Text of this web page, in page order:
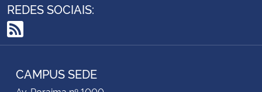
REDES SOCIAIS:
RSS
CAMPUS SEDE